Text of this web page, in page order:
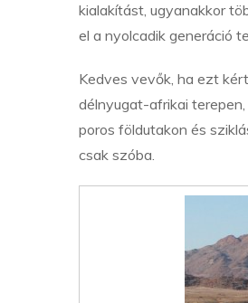
kialakítást, ugyanakkor
el a nyolcadik generáció
Kedves vevők, ha ezt
délnyugat-afrikai
poros földutakon és
csak szóba.